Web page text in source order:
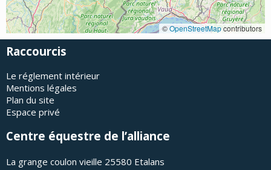
©OpenStreetMapcontributors
Raccourcis
Le réglement intérieur
Mentions légales
Plan du site
Espace privé
Centre équestre de l’alliance
La grange coulon vieille 25580 Etalans